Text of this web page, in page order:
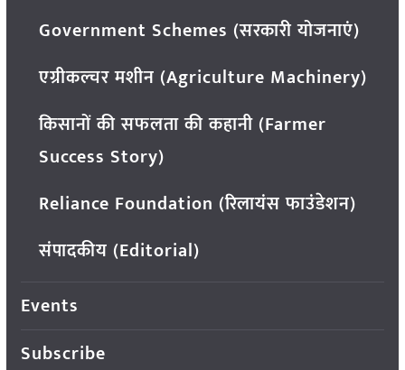
Government Schemes (सरकारी योजनाएं)
एग्रीकल्चर मशीन (Agriculture Machinery)
किसानों की सफलता की कहानी (Farmer
Success Story)
Reliance Foundation (रिलायंस फाउंडेशन)
संपादकीय (Editorial)
Events
Subscribe